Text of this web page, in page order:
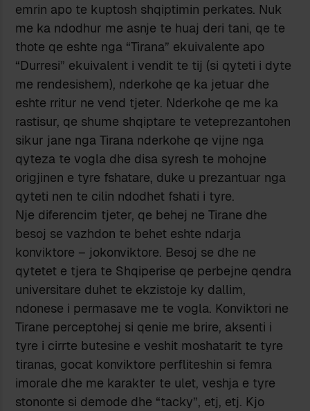
emrin apo te kuptosh shqiptimin perkates. Nuk
me ka ndodhur me asnje te huaj deri tani, qe te
thote qe eshte nga “Tirana” ekuivalente apo
“Durresi” ekuivalent i vendit te tij (si qyteti i dyte
me rendesishem), nderkohe qe ka jetuar dhe
eshte rritur ne vend tjeter. Nderkohe qe me ka
rastisur, qe shume shqiptare te veteprezantohen
sikur jane nga Tirana nderkohe qe vijne nga
qyteza te vogla dhe disa syresh te mohojne
origjinen e tyre fshatare, duke u prezantuar nga
qyteti nen te cilin ndodhet fshati i tyre.
Nje diferencim tjeter, qe behej ne Tirane dhe
besoj se vazhdon te behet eshte ndarja
konviktore – jokonviktore. Besoj se dhe ne
qytetet e tjera te Shqiperise qe perbejne qendra
universitare duhet te ekzistoje ky dallim,
ndonese i permasave me te vogla. Konviktori ne
Tirane perceptohej si qenie me brire, aksenti i
tyre i cirrte butesine e veshit moshatarit te tyre
tiranas, gocat konviktore perfliteshin si femra
imorale dhe me karakter te ulet, veshja e tyre
stononte si demode dhe “tacky”, etj, etj. Kjo